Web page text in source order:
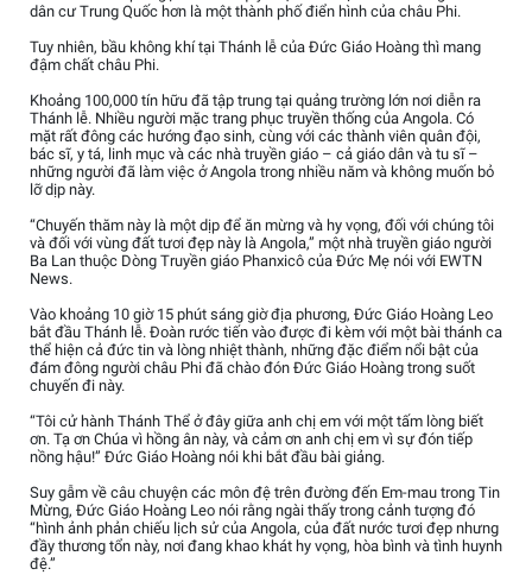
dân cư Trung Quốc hơn là một thành phố điển hình của châu Phi.
Tuy nhiên, bầu không khí tại Thánh lễ của Đức Giáo Hoàng thì mang
đậm chất châu Phi.
Khoảng 100,000 tín hữu đã tập trung tại quảng trường lớn nơi diễn ra
Thánh lễ. Nhiều người mặc trang phục truyền thống của Angola. Có
mặt rất đông các hướng đạo sinh, cùng với các thành viên quân đội,
bác sĩ, y tá, linh mục và các nhà truyền giáo – cả giáo dân và tu sĩ –
những người đã làm việc ở Angola trong nhiều năm và không muốn bỏ
lỡ dịp này.
“Chuyến thăm này là một dịp để ăn mừng và hy vọng, đối với chúng tôi
và đối với vùng đất tươi đẹp này là Angola,” một nhà truyền giáo người
Ba Lan thuộc Dòng Truyền giáo Phanxicô của Đức Mẹ nói với EWTN
News.
Vào khoảng 10 giờ 15 phút sáng giờ địa phương, Đức Giáo Hoàng Leo
bắt đầu Thánh lễ. Đoàn rước tiến vào được đi kèm với một bài thánh ca
thể hiện cả đức tin và lòng nhiệt thành, những đặc điểm nổi bật của
đám đông người châu Phi đã chào đón Đức Giáo Hoàng trong suốt
chuyến đi này.
“Tôi cử hành Thánh Thể ở đây giữa anh chị em với một tấm lòng biết
ơn. Tạ ơn Chúa vì hồng ân này, và cảm ơn anh chị em vì sự đón tiếp
nồng hậu!” Đức Giáo Hoàng nói khi bắt đầu bài giảng.
Suy gẫm về câu chuyện các môn đệ trên đường đến Em-mau trong Tin
Mừng, Đức Giáo Hoàng Leo nói rằng ngài thấy trong cảnh tượng đó
“hình ảnh phản chiếu lịch sử của Angola, của đất nước tươi đẹp nhưng
đầy thương tổn này, nơi đang khao khát hy vọng, hòa bình và tình huynh
đệ.”